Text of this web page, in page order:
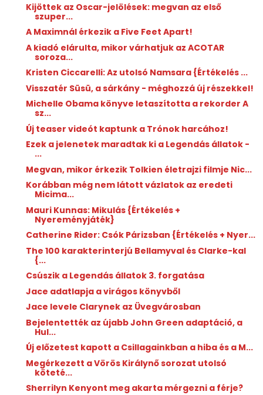
Kijöttek az Oscar-jelölések: megvan az első
szuper...
A Maximnál érkezik a Five Feet Apart!
A kiadó elárulta, mikor várhatjuk az ACOTAR
soroza...
Kristen Ciccarelli: Az ​utolsó Namsara {Értékelés ...
Visszatér Süsü, a sárkány - méghozzá új részekkel!
Michelle Obama könyve letaszította a rekorder A
sz...
Új teaser videót kaptunk a Trónok harcához!
Ezek a jelenetek maradtak ki a Legendás állatok -
...
Megvan, mikor érkezik Tolkien életrajzi filmje Nic...
Korábban még nem látott vázlatok az eredeti
Micima...
Mauri Kunnas: Mikulás {Értékelés +
Nyereményjáték}
Catherine Rider: Csók ​Párizsban {Értékelés + Nyer...
The 100 karakterinterjú Bellamyval és Clarke-kal
{...
Csúszik a Legendás állatok 3. forgatása
Jace adatlapja a virágos könyvből
Jace levele Clarynek az Üvegvárosban
Bejelentették az újabb John Green adaptáció, a
Hul...
Új előzetest kapott a Csillagainkban a hiba és a M...
Megérkezett a Vörös Királynő sorozat utolsó
köteté...
Sherrilyn Kenyont meg akarta mérgezni a férje?